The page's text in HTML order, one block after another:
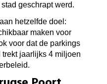
geschrapt werd.
hetzelfde doel:
maken voor
voor dat de parkings
jaarlijks 4 miljoen